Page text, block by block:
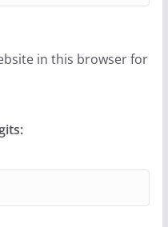
in this browser for